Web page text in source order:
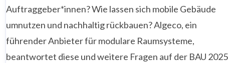
Auftraggeber*innen? Wie lassen sich mobile Gebäude
umnutzen und nachhaltig rückbauen? Algeco, ein
führender Anbieter für modulare Raumsysteme,
beantwortet diese und weitere Fragen auf der BAU